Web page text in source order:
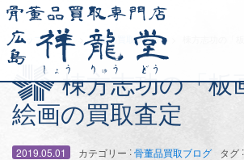
トップページ 骨董品買取ブログ 棟方志功の「
棟方志功の「板
絵画の買取査定
2019.05.01 カテゴリー :骨董品買取ブログ タグ :